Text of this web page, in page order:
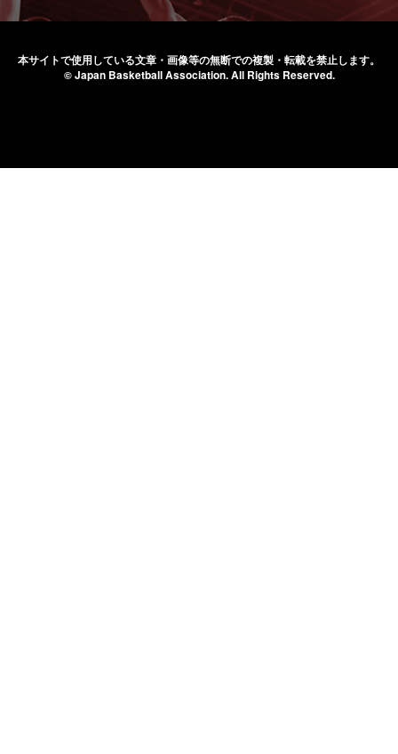
本サイトで使用している文章・画像等の無断での複製・転載を禁止します。
© Japan Basketball Association.All Rights Reserved.